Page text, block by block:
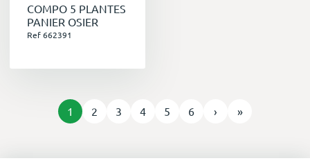
COMPO 5 PLANTES
PANIER OSIER
Ref 662391
1 2 3 4 5 6 › »